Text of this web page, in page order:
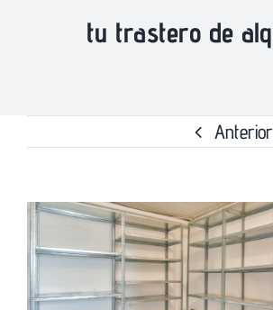
tu trastero de
Anterior
Ver
imagen
más